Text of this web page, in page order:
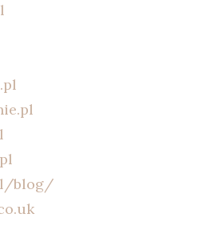
blog/